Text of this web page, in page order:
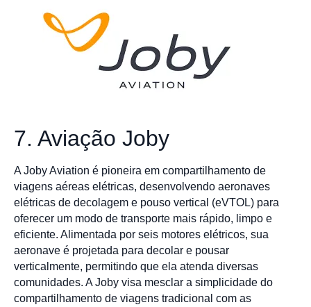
7. Aviação Joby
A Joby Aviation é pioneira em compartilhamento de
viagens aéreas elétricas, desenvolvendo aeronaves
elétricas de decolagem e pouso vertical (eVTOL) para
oferecer um modo de transporte mais rápido, limpo e
eficiente. Alimentada por seis motores elétricos, sua
aeronave é projetada para decolar e pousar
verticalmente, permitindo que ela atenda diversas
comunidades. A Joby visa mesclar a simplicidade do
compartilhamento de viagens tradicional com as